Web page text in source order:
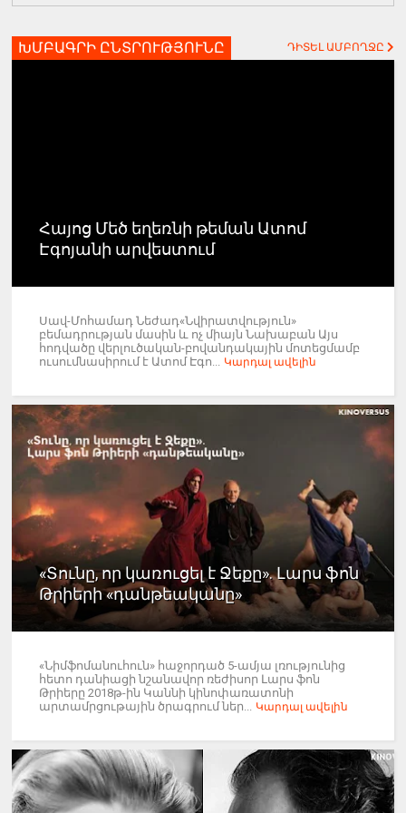
ԽՄԲԱԳՐԻ ԸՆՏՐՈՒԹՅՈՒՆԸ ԴԻՏԵԼ ԱՄԲՈՂՋԸ
Հայոց Մեծ եղեռնի թեման Ատոմ
Էգոյանի արվեստում
Սավ-Մոհամադ Նեժադ«Նվիրատվություն»
բեմադրության մասին և ոչ միայն Նախաբան Այս
հոդվածը վերլուծական-բովանդակային մոտեցմամբ
ուսումնասիրում է Ատոմ Էգո... Կարդալ ավելին
«Տունը, որ կառուցել է Ջեքը». Լարս ֆոն
Թրիերի «դանթեականը»
«Նիմֆոմանուհուն» հաջորդած 5-ամյա լռությունից
հետո դանիացի նշանավոր ռեժիսոր Լարս ֆոն
Թրիերը 2018թ-ին Կաննի կինոփառատոնի
արտամրցութային ծրագրում ներ... Կարդալ ավելին